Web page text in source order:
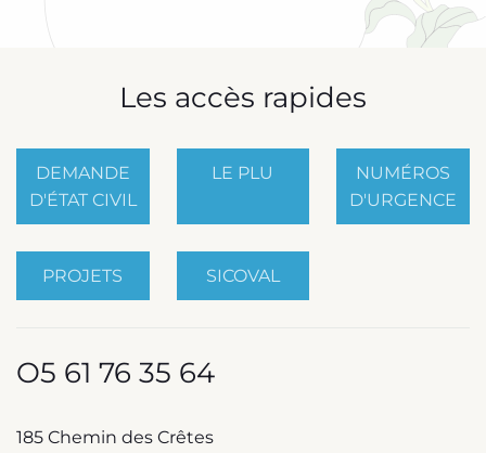
Les accès rapides
DEMANDE
D'ÉTAT CIVIL
LE PLU
NUMÉROS
D'URGENCE
PROJETS SICOVAL
O5 61 76 35 64
185 Chemin des Crêtes